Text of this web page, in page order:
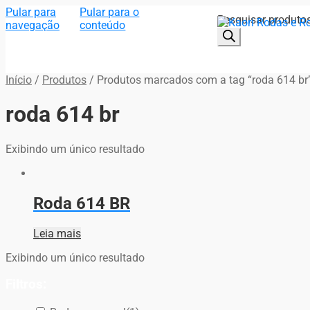
Pular para
navegação
Pular para o
conteúdo
Pesquisar
Início / Produtos / Produtos marcados com a tag “roda 614
roda 614 br
Exibindo um único resultado
Roda 614 BR
Leia mais
Exibindo um único resultado